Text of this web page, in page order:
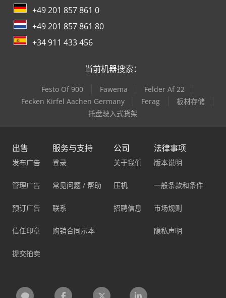
+49 201 857 861 0
+49 201 857 861 80
+34 911 433 456
当前机器搜索：
Festo Of 900 Fawema
Felder Af 22
Fecken Kirfel Aachen Germany
Ferag
板材存储
托盘驶入式货架
出售
发布广告
管理广告
预订广告
信任印章
提交拍卖
服务与支持
登录
常见问题 / 帮助
联系
购销合同示本
公司
关于我们
压机
招聘信息
法律事项
版本说明
一般条款和条件
市场规则
隐私声明